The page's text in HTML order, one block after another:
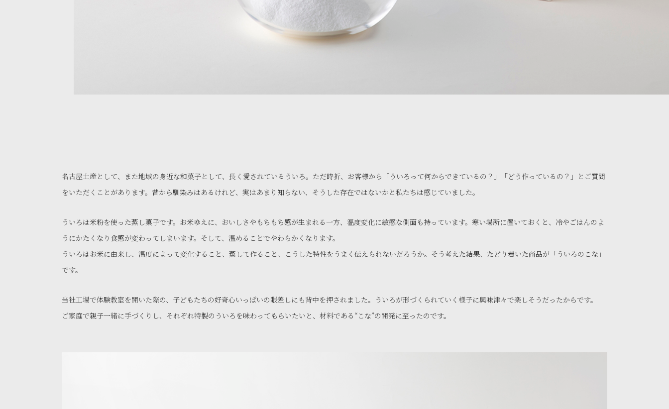
名古屋土産として、また地域の身近な和菓子として、長く愛されているういろ。ただ時折、お客様から「ういろって何からできているの？」「どう作っているの？」とご質問
をいただくことがあります。昔から馴染みはあるけれど、実はあまり知らない、そうした存在ではないかと私たちは感じていました。
ういろは米粉を使った蒸し菓子です。お米ゆえに、おいしさやもちもち感が生まれる一方、温度変化に敏感な側面も持っています。寒い場所に置いておくと、冷やごはんのよ
うにかたくなり食感が変わってしまいます。そして、温めることでやわらかくなります。
ういろはお米に由来し、温度によって変化すること、蒸して作ること、こうした特性をうまく伝えられないだろうか。そう考えた結果、たどり着いた商品が「ういろのこな」
です。
当社工場で体験教室を開いた際の、子どもたちの好奇心いっぱいの眼差しにも背中を押されました。ういろが形づくられていく様子に興味津々で楽しそうだったからです。
ご家庭で親子一緒に手づくりし、それぞれ特製のういろを味わってもらいたいと、材料である“こな”の開発に至ったのです。